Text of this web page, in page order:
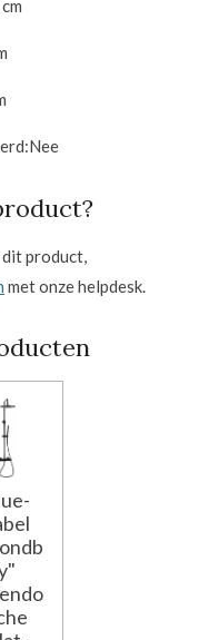
Nee
product,
met onze helpdesk.